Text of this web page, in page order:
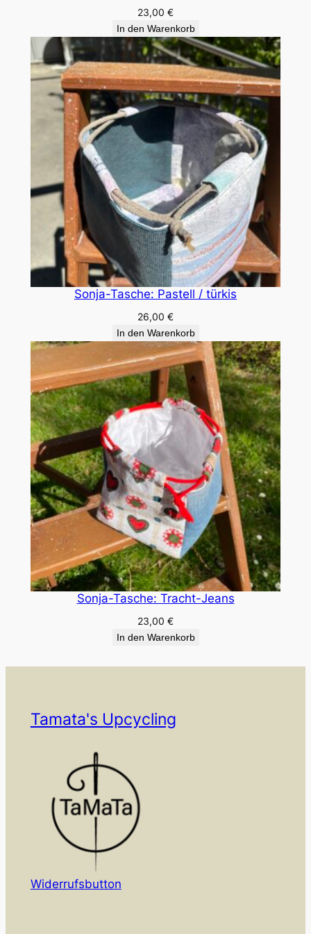
23,00 €
In den Warenkorb
Sonja-Tasche: Pastell / türkis
26,00 €
In den Warenkorb
Sonja-Tasche: Tracht-Jeans
23,00 €
In den Warenkorb
Tamata's Upcycling
Widerrufsbutton